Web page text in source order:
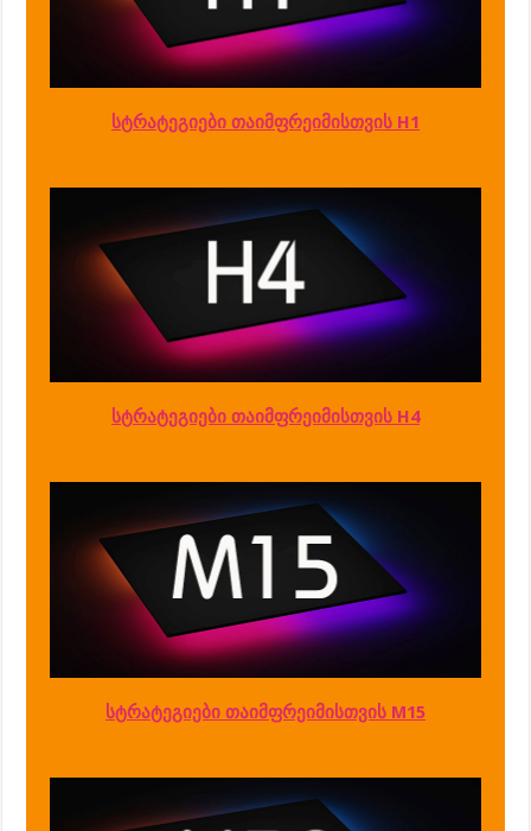
სტრატეგიები თაიმფრეიმისთვის H1
სტრატეგიები თაიმფრეიმისთვის H4
სტრატეგიები თაიმფრეიმისთვის M15